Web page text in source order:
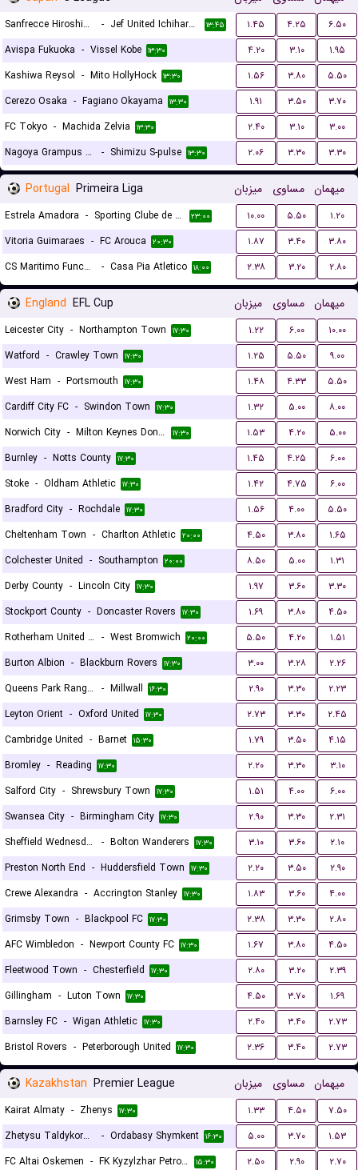
Sanfrecce Hiroshima - Jef United Ichihara Chiba ۱۳:۴۵ ۱.۴۵ ۴.۲۵
۶.۵۰
Avispa Fukuoka - Vissel Kobe ۱۳:۳۰ ۴.۲۰ ۳.۱۰
۱.۹۵
Kashiwa Reysol - Mito HollyHock ۱۳:۳۰ ۱.۵۶ ۳.۸۰
۵.۵۰
Cerezo Osaka - Fagiano Okayama ۱۳:۳۰ ۱.۹۱ ۳.۵۰
۳.۷۰
FC Tokyo - Machida Zelvia ۱۳:۳۰ ۲.۴۰ ۳.۱۰
۳.۰۰
Nagoya Grampus Eight
- Shimizu S-pulse ۱۳:۳۰ ۲.۰۶ ۳.۳۰ ۳.۳۰
Portugal Primeira Liga میزبان مساوی میهمان
Estrela Amadora - Sporting Clube de Portugal ۲۳:۰۰ ۱۰.۰۰ ۵.۵۰
۱.۲۰
Vitoria Guimaraes - FC Arouca ۲۰:۳۰ ۱.۸۷ ۳.۴۰
۳.۸۰
CS Maritimo Funchal
- Casa Pia Atletico ۱۸:۰۰ ۲.۳۸ ۳.۲۰ ۲.۸۰
England EFL Cup میزبان مساوی میهمان
Leicester City - Northampton Town ۱۷:۳۰ ۱.۲۲ ۶.۰۰
۱۰.۰۰
Watford - Crawley Town ۱۷:۳۰ ۱.۲۵ ۵.۵۰
۹.۰۰
West Ham - Portsmouth ۱۷:۳۰ ۱.۴۸ ۴.۳۳
۵.۵۰
Cardiff City FC - Swindon Town ۱۷:۳۰ ۱.۳۲ ۵.۰۰
۸.۰۰
Norwich City - Milton Keynes Dons FC ۱۷:۳۰ ۱.۵۳ ۴.۲۰
۵.۰۰
Burnley - Notts County ۱۷:۳۰ ۱.۴۵ ۴.۲۵
۶.۰۰
Stoke - Oldham Athletic ۱۷:۳۰ ۱.۴۲ ۴.۷۵
۶.۰۰
Bradford City - Rochdale ۱۷:۳۰ ۱.۵۶ ۴.۰۰
۵.۵۰
Cheltenham Town - Charlton Athletic ۲۰:۰۰ ۴.۵۰ ۳.۸۰
۱.۶۵
Colchester United - Southampton ۲۰:۰۰ ۸.۵۰ ۵.۰۰
۱.۳۱
Derby County - Lincoln City ۱۷:۳۰ ۱.۹۷ ۳.۶۰
۳.۳۰
Stockport County - Doncaster Rovers ۱۷:۳۰ ۱.۶۹ ۳.۸۰
۴.۵۰
Rotherham United FC - West Bromwich ۲۰:۰۰ ۵.۵۰ ۴.۲۰
۱.۵۱
Burton Albion - Blackburn Rovers ۱۷:۳۰ ۳.۰۰ ۳.۲۸
۲.۲۶
Queens Park Rangers - Millwall ۱۶:۳۰ ۲.۹۰ ۳.۳۰
۲.۲۳
Leyton Orient - Oxford United ۱۷:۳۰ ۲.۷۳ ۳.۳۰
۲.۴۵
Cambridge United - Barnet ۱۵:۳۰ ۱.۷۹ ۳.۵۰
۴.۱۵
Bromley - Reading ۱۷:۳۰ ۲.۲۰ ۳.۳۰
۳.۱۰
Salford City - Shrewsbury Town ۱۷:۳۰ ۱.۵۱ ۴.۰۰
۶.۰۰
Swansea City - Birmingham City ۱۷:۳۰ ۲.۹۰ ۳.۳۰
۲.۳۱
Sheffield Wednesday
- Bolton Wanderers ۱۷:۳۰ ۳.۱۰ ۳.۶۰
۲.۱۰
Preston North End - Huddersfield Town ۱۷:۳۰ ۲.۲۰ ۳.۵۰
۲.۹۰
Crewe Alexandra - Accrington Stanley ۱۷:۳۰ ۱.۸۳ ۳.۶۰
۴.۰۰
Grimsby Town - Blackpool FC ۱۷:۳۰ ۲.۳۸ ۳.۳۰
۲.۸۰
AFC Wimbledon - Newport County FC ۱۷:۳۰ ۱.۶۷ ۳.۸۰
۴.۵۰
Fleetwood Town - Chesterfield ۱۷:۳۰ ۲.۸۰ ۳.۲۰
۲.۳۹
Gillingham - Luton Town ۱۷:۳۰ ۴.۵۰ ۳.۷۰
۱.۶۹
Barnsley FC - Wigan Athletic ۱۷:۳۰ ۲.۴۰ ۳.۴۰
۲.۷۳
Bristol Rovers - Peterborough United ۱۷:۳۰ ۲.۳۶ ۳.۴۰ ۲.۷۳
Kazakhstan Premier League میزبان مساوی میهمان
Kairat Almaty - Zhenys ۱۷:۳۰ ۱.۳۳ ۴.۵۰
۷.۵۰
Zhetysu Taldykorgan
- Ordabasy Shymkent ۱۶:۳۰ ۵.۰۰ ۳.۷۰
۱.۵۳
FC Altai Oskemen - FK Kyzylzhar Petropavlovsk ۱۵:۳۰ ۲.۵۰ ۲.۹۰
۲.۷۰